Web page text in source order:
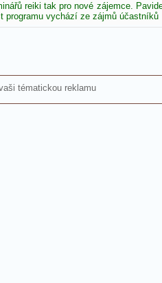
reiki tak pro nové zájemce.
vychází ze zájmů účastníků
tématickou reklamu